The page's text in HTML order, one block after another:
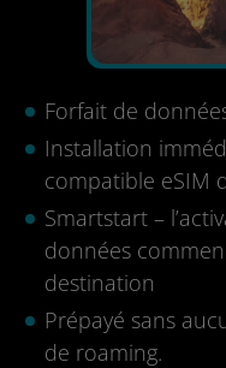
Forfait de
Installation
compatible eSIM
Smartstart –
données
destination
Prépayé sans
de roaming.